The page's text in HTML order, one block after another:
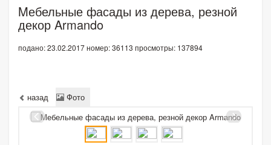
Поиск по сайту
Подать объявление
Mебельные фасады из дерева, резной
декор Armando
подано: 23.02.2017номер: 36113 просмотры: 137894
назад Фото